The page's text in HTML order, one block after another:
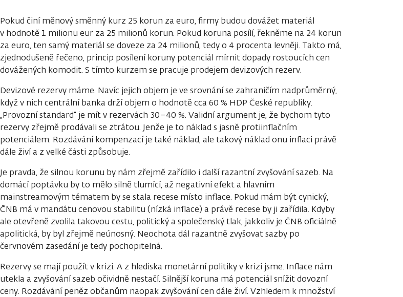
Pokud činí měnový směnný kurz 25 korun za euro, firmy budou dovážet materiál
v hodnotě 1 milionu eur za 25 milionů korun. Pokud koruna posílí, řekněme na 24 korun
za euro, ten samý materiál se doveze za 24 milionů, tedy o 4 procenta levněji. Takto má,
zjednodušeně řečeno, princip posílení koruny potenciál mírnit dopady rostoucích cen
dovážených komodit. S tímto kurzem se pracuje prodejem devizových rezerv.
Devizové rezervy máme. Navíc jejich objem je ve srovnání se zahraničím nadprůměrný,
když v nich centrální banka drží objem o hodnotě cca 60 % HDP České republiky.
„Provozní standard“ je mít v rezervách 30–40 %. Validní argument je, že bychom tyto
rezervy zřejmě prodávali se ztrátou. Jenže je to náklad s jasně protiinflačním
potenciálem. Rozdávání kompenzací je také náklad, ale takový náklad onu inflaci právě
dále živí a z velké části způsobuje.
Je pravda, že silnou korunu by nám zřejmě zařídilo i další razantní zvyšování sazeb. Na
domácí poptávku by to mělo silně tlumící, až negativní efekt a hlavním
mainstreamovým tématem by se stala recese místo inflace. Pokud mám být cynický,
ČNB má v mandátu cenovou stabilitu (nízká inflace) a právě recese by ji zařídila. Kdyby
ale otevřeně zvolila takovou cestu, politický a společenský tlak, jakkoliv je ČNB oficiálně
apolitická, by byl zřejmě neúnosný. Neochota dál razantně zvyšovat sazby po
červnovém zasedání je tedy pochopitelná.
Rezervy se mají použít v krizi. A z hlediska monetární politiky v krizi jsme. Inflace nám
utekla a zvyšování sazeb očividně nestačí. Silnější koruna má potenciál snížit dovozní
ceny. Rozdávání peněz občanům naopak zvyšování cen dále živí. Vzhledem k množství